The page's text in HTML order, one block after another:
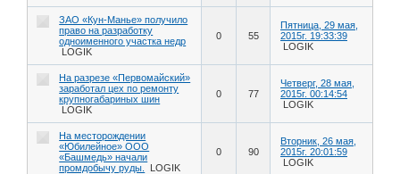
ЗАО «Кун-Манье» получило
право на разработку
одноименного участка недр
LOGIK
0 55
Пятница, 29 мая,
2015г. 19:33:39
LOGIK
На разрезе «Первомайский»
заработал цех по ремонту
крупногабариных шин
LOGIK
0 77
Четверг, 28 мая,
2015г. 00:14:54
LOGIK
На месторождении
«Юбилейное» ООО
«Башмедь» начали
промдобычу руды.
LOGIK
0 90
Вторник, 26 мая,
2015г. 20:01:59
LOGIK